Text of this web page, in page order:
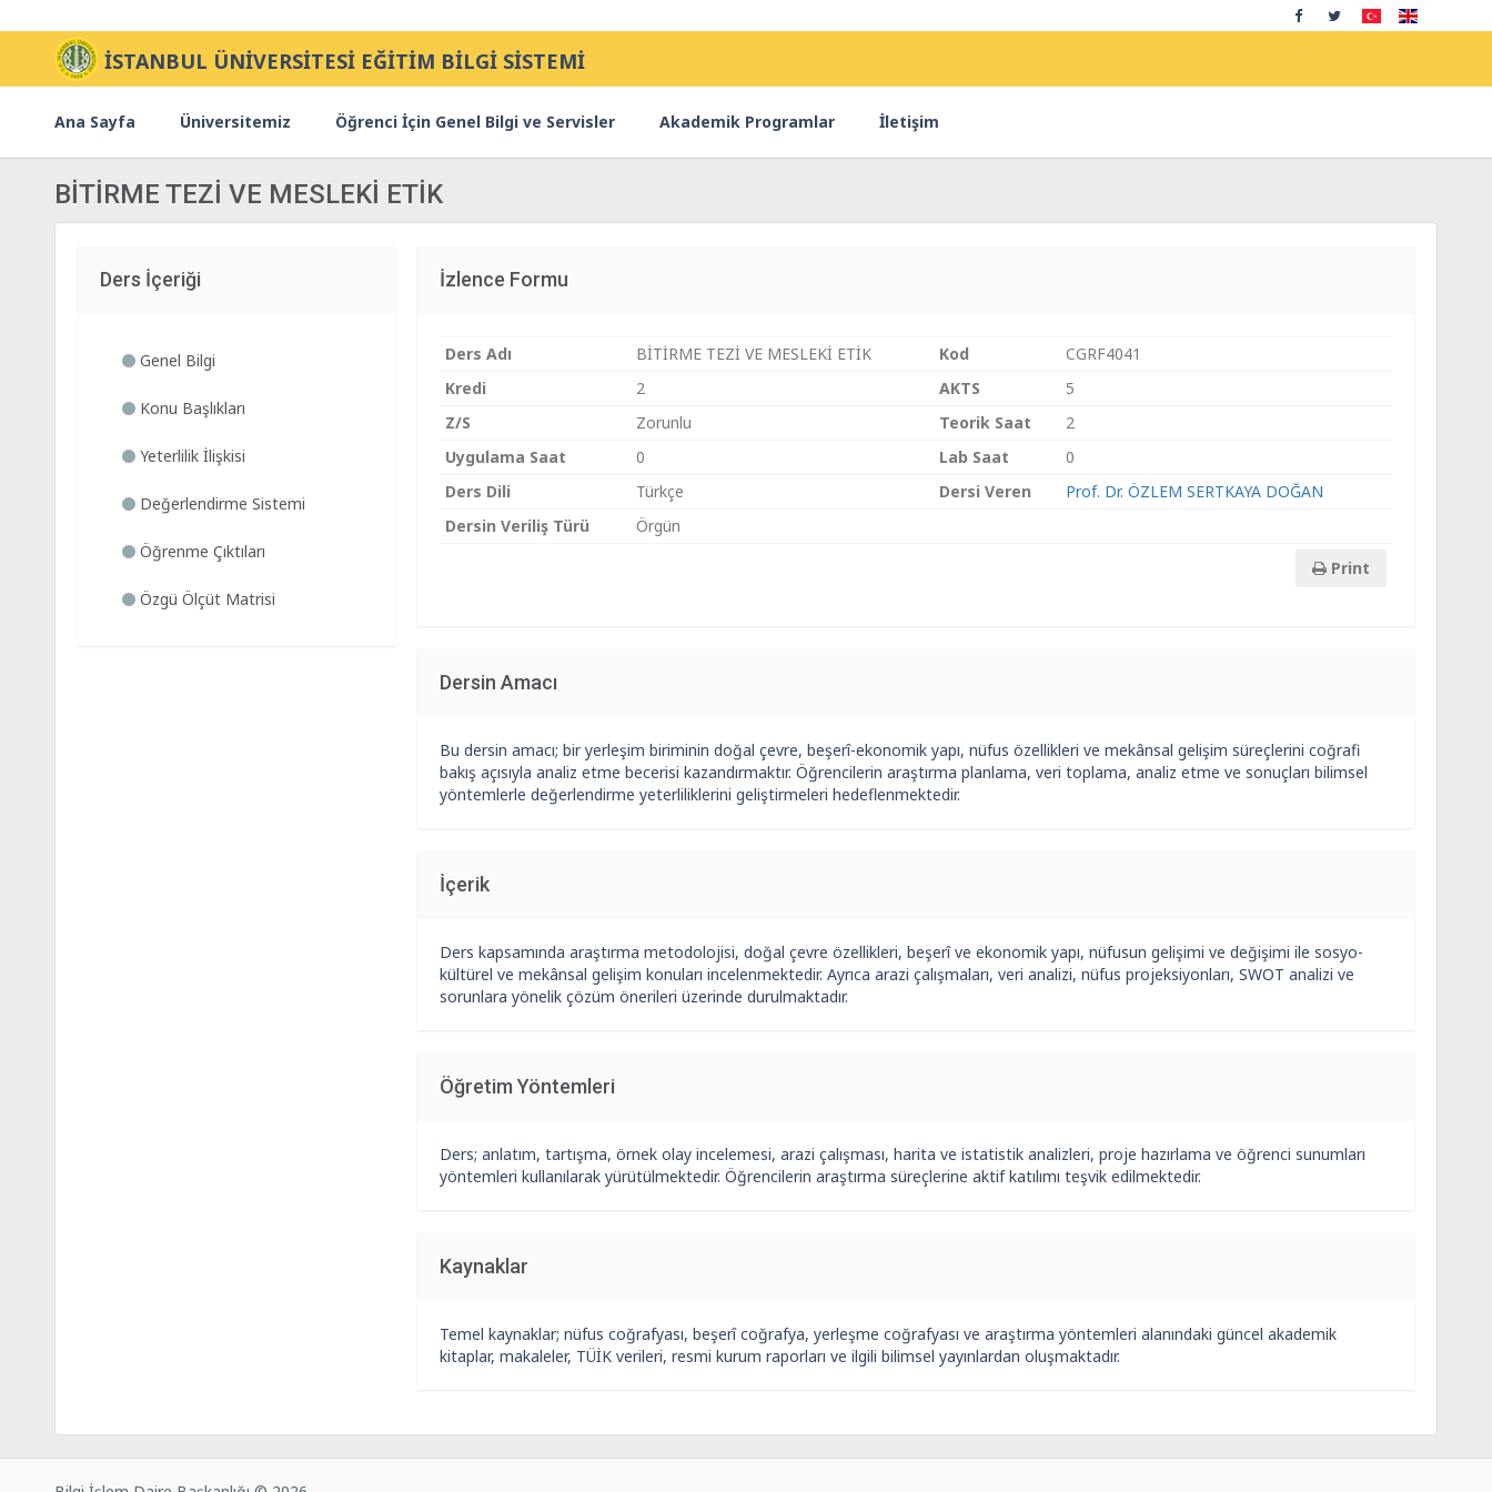
İSTANBUL ÜNİVERSİTESİ EĞİTİM BİLGİ SİSTEMİ
Ana Sayfa Üniversitemiz Öğrenci İçin Genel Bilgi ve Servisler Akademik Programlar İletişim
BİTİRME TEZİ VE MESLEKİ ETİK
Ders İçeriği
Genel Bilgi
Konu Başlıkları
Yeterlilik İlişkisi
Değerlendirme Sistemi
Öğrenme Çıktıları
Özgü Ölçüt Matrisi
İzlence Formu
Ders Adı BİTİRME TEZİ VE MESLEKİ ETİK Kod
CGRF4041
Kredi
2 AKTS
5
Z/S
Zorunlu Teorik Saat
2
Uygulama Saat
0 Lab Saat
0
Ders Dili
Türkçe Dersi Veren
Prof. Dr. ÖZLEM SERTKAYA DOĞAN
Dersin Veriliş Türü
Örgün
Print
Dersin Amacı
Bu dersin amacı; bir yerleşim biriminin doğal çevre, beşerî-ekonomik yapı, nüfus özellikleri ve mekânsal gelişim süreçlerini coğrafi
bakış açısıyla analiz etme becerisi kazandırmaktır. Öğrencilerin araştırma planlama, veri toplama, analiz etme ve sonuçları bilimsel
yöntemlerle değerlendirme yeterliliklerini geliştirmeleri hedeflenmektedir.
İçerik
Ders kapsamında araştırma metodolojisi, doğal çevre özellikleri, beşerî ve ekonomik yapı, nüfusun gelişimi ve değişimi ile sosyo-
kültürel ve mekânsal gelişim konuları incelenmektedir. Ayrıca arazi çalışmaları, veri analizi, nüfus projeksiyonları, SWOT analizi ve
sorunlara yönelik çözüm önerileri üzerinde durulmaktadır.
Öğretim Yöntemleri
Ders; anlatım, tartışma, örnek olay incelemesi, arazi çalışması, harita ve istatistik analizleri, proje hazırlama ve öğrenci sunumları
yöntemleri kullanılarak yürütülmektedir. Öğrencilerin araştırma süreçlerine aktif katılımı teşvik edilmektedir.
Kaynaklar
Temel kaynaklar; nüfus coğrafyası, beşerî coğrafya, yerleşme coğrafyası ve araştırma yöntemleri alanındaki güncel akademik
kitaplar, makaleler, TÜİK verileri, resmi kurum raporları ve ilgili bilimsel yayınlardan oluşmaktadır.